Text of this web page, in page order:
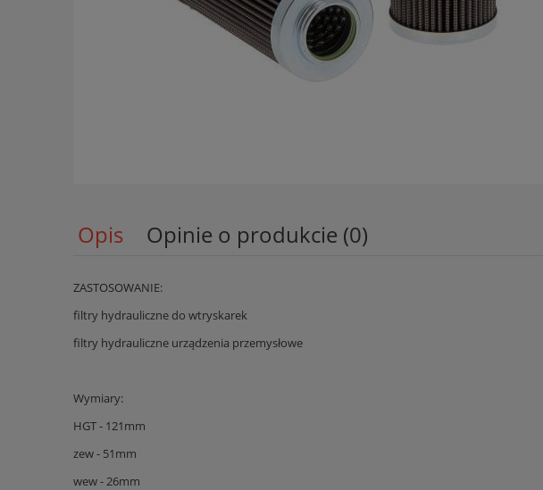
Opis Opinie o produkcie (0)
ZASTOSOWANIE:
filtry hydrauliczne do wtryskarek
filtry hydrauliczne urządzenia przemysłowe
Wymiary:
HGT - 121mm
zew - 51mm
wew - 26mm